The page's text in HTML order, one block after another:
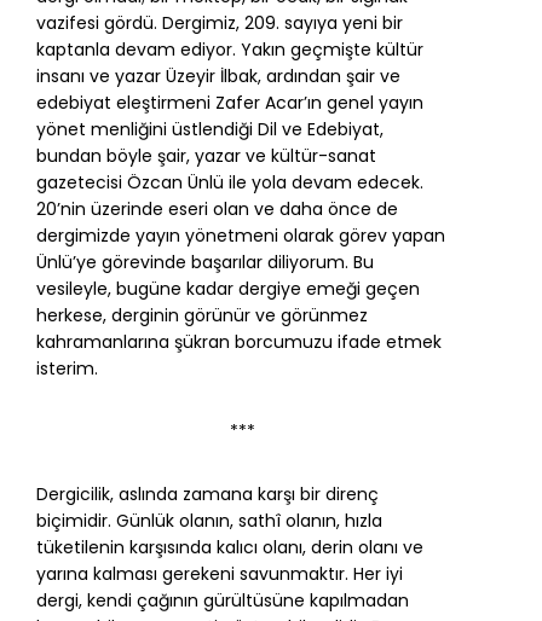
vazifesi gördü. Dergimiz, 209. sayıya yeni bir
kaptanla devam ediyor. Yakın geçmişte kültür
insanı ve yazar Üzeyir İlbak, ardından şair ve
edebiyat eleştirmeni Zafer Acar’ın genel yayın
yönet menliğini üstlendiği Dil ve Edebiyat,
bundan böyle şair, yazar ve kültür-sanat
gazetecisi Özcan Ünlü ile yola devam edecek.
20’nin üzerinde eseri olan ve daha önce de
dergimizde yayın yönetmeni olarak görev yapan
Ünlü’ye görevinde başarılar diliyorum. Bu
vesileyle, bugüne kadar dergiye emeği geçen
herkese, derginin görünür ve görünmez
kahramanlarına şükran borcumuzu ifade etmek
isterim.
***
Dergicilik, aslında zamana karşı bir direnç
biçimidir. Günlük olanın, sathî olanın, hızla
tüketilenin karşısında kalıcı olanı, derin olanı ve
yarına kalması gerekeni savunmaktır. Her iyi
dergi, kendi çağının gürültüsüne kapılmadan